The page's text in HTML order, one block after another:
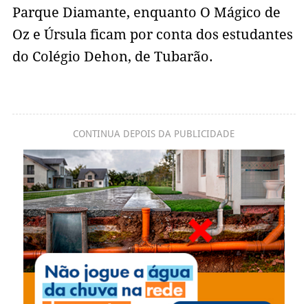
Parque Diamante, enquanto O Mágico de
Oz e Úrsula ficam por conta dos estudantes
do Colégio Dehon, de Tubarão.
CONTINUA DEPOIS DA PUBLICIDADE